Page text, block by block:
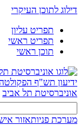
דילוג לתוכן העיקרי
תפריט עליון
תפריט ראשי
תוכן ראשי
ידיעון תש"ף
אוניברסיטת תל אביב
מערכת פניותאזור